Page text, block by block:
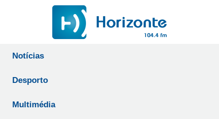
Notícias
Desporto
Multimédia